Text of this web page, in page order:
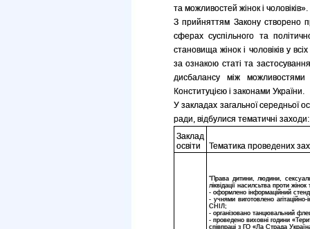
та можливостей жінок і чоловіків».
З прийняттям Закону створено
сферах суспільного та
становища жінок і чоловіків у
за ознакою статі та
дисбалансу між можливостями
Конституцією і законами України.
У закладах загальної середньої
ради, відбулися тематичні
Заклад
освіти
Тематика проведених
"Права дитини, людини,
ліквідації насилсьтва проти
- оформлено інформаційний
- учнями виготовлено
СНІЛ;
- організовано танцювальний
- проведено виховні години
співпраці з ГО «Ла Страда